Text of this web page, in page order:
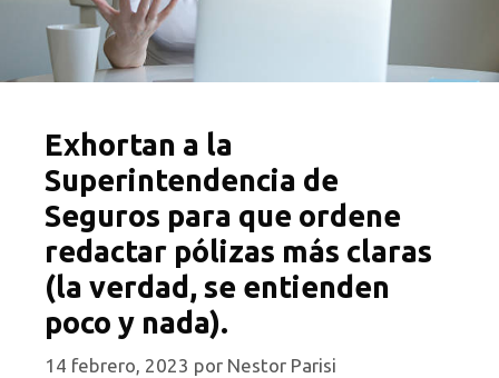
Exhortan a la
Superintendencia de
Seguros para que ordene
redactar pólizas más claras
(la verdad, se entienden
poco y nada).
14 febrero, 2023 por Nestor Parisi